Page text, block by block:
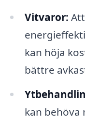
Vitvaror:
kan höja
bättre
kan behöva